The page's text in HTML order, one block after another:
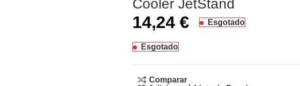
Cooler JetStand
14,24 € Esgotado
Esgotado
Comparar